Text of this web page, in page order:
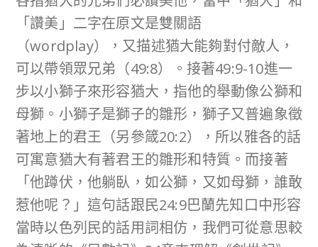
「讚美」二字在原文是雙關語
（wordplay），又描述猶大能夠對付敵人，
可以帶領眾兄弟（49:8）。接著49:9-10進一
步以小獅子來形容猶大，指他的舉動像公獅和
母獅。小獅子是獅子的雛形，獅子又普遍象徵
著地上的君王（另參箴20:2），所以雅各的話
可寓意猶大有著君王的雛形和特質。而接著
「他蹲伏，他躺臥，如公獅，又如母獅，誰敢
惹他呢？」這句話跟民24:9巴蘭先知口中形容
當時以色列民的話用詞相仿，我們可從意思較